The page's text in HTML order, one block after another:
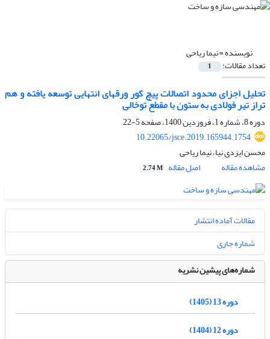
نویسنده =نیما ریاحی
تعداد مقالات: 1
تحلیل اجزای محدود اتصالات پیچ کور ورقهای انتهایی توسعه یافته و هم
تراز تیر فولادی به ستون با مقطع توخالی
دوره 8، شماره 1، فروردین 1400، صفحه
5-22
10.22065/jsce.2019.165944.1754
محسن ایزدی نیا، نیما ریاحی
مشاهده مقاله
اصل مقاله 2.74 M
مقالات آماده انتشار
شماره جاری
شماره‌های پیشین نشریه
دوره 13 (1405)
دوره 12 (1404)